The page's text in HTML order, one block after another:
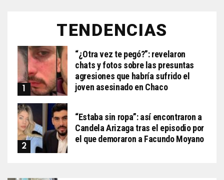
TENDENCIAS
“¿Otra vez te pegó?”: revelaron
chats y fotos sobre las presuntas
agresiones que habría sufrido el
joven asesinado en Chaco
“Estaba sin ropa”: así encontraron a
Candela Arizaga tras el episodio por
el que demoraron a Facundo Moyano